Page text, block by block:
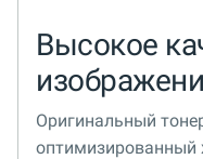
Высокое
Оригинальный
оптимизированный